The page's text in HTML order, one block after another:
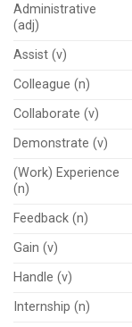
Administrative
(adj)
Assist (v)
Colleague (n)
Collaborate (v)
Demonstrate (v)
(Work) Experience
(n)
Feedback (n)
Gain (v)
Handle (v)
Internship (n)